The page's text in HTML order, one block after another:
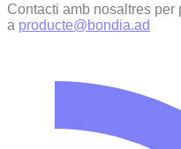
Contacti amb nosaltres
a producte@bondia.ad